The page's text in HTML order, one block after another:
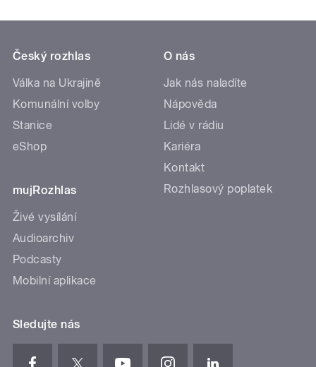
Český rozhlas
Válka na Ukrajině
Komunální volby
Stanice
eShop
mujRozhlas
Živé vysílání
Audioarchiv
Podcasty
Mobilní aplikace
O nás
Jak nás naladíte
Nápověda
Lidé v rádiu
Kariéra
Kontakt
Rozhlasový poplatek
Sledujte nás